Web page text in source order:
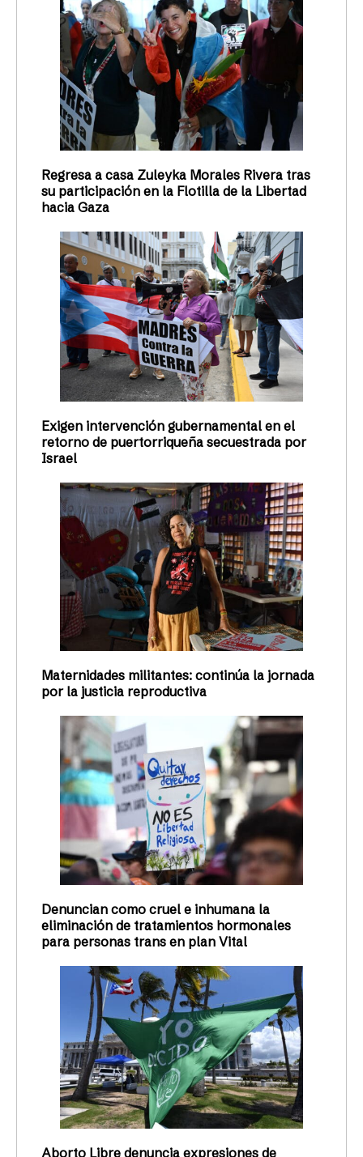
Regresa a casa Zuleyka Morales Rivera tras
su participación en la Flotilla de la Libertad
hacia Gaza
Exigen intervención gubernamental en el
retorno de puertorriqueña secuestrada por
Israel
Maternidades militantes: continúa la jornada
por la justicia reproductiva
Denuncian como cruel e inhumana la
eliminación de tratamientos hormonales
para personas trans en plan Vital
Aborto Libre denuncia expresiones de